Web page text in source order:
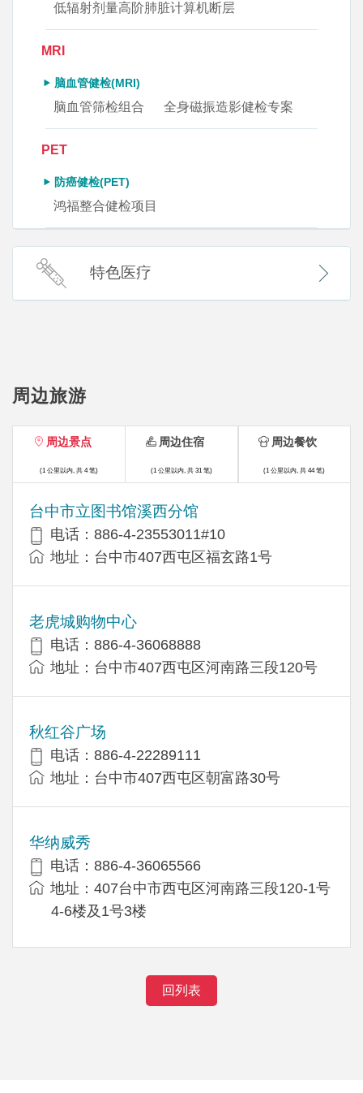
低辐射剂量高阶肺脏计算机断层
MRI
脑血管健检(MRI)
脑血管筛检组合 全身磁振造影健检专案
PET
防癌健检(PET)
鸿福整合健检项目
特色医疗
周边旅游
周边景点
(1 公里以内, 共 4 笔)
台中市立图书馆溪西分馆
电话：886-4-23553011#10
地址：台中市407西屯区福玄路1号
老虎城购物中心
电话：886-4-36068888
地址：台中市407西屯区河南路三段120号
秋红谷广场
电话：886-4-22289111
地址：台中市407西屯区朝富路30号
华纳威秀
电话：886-4-36065566
地址：407台中市西屯区河南路三段120-1号
4-6楼及1号3楼
周边住宿
(1 公里以内, 共 31 笔)
周边餐饮
(1 公里以内, 共 44 笔)
回列表